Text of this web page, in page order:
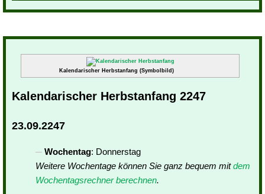
Kalendarischer Herbstanfang (Symbolbild)
Kalendarischer Herbstanfang 2247
23.09.2247
Wochentag: Donnerstag
Weitere Wochentage können Sie ganz bequem mitdem
Wochentagsrechner berechnen.